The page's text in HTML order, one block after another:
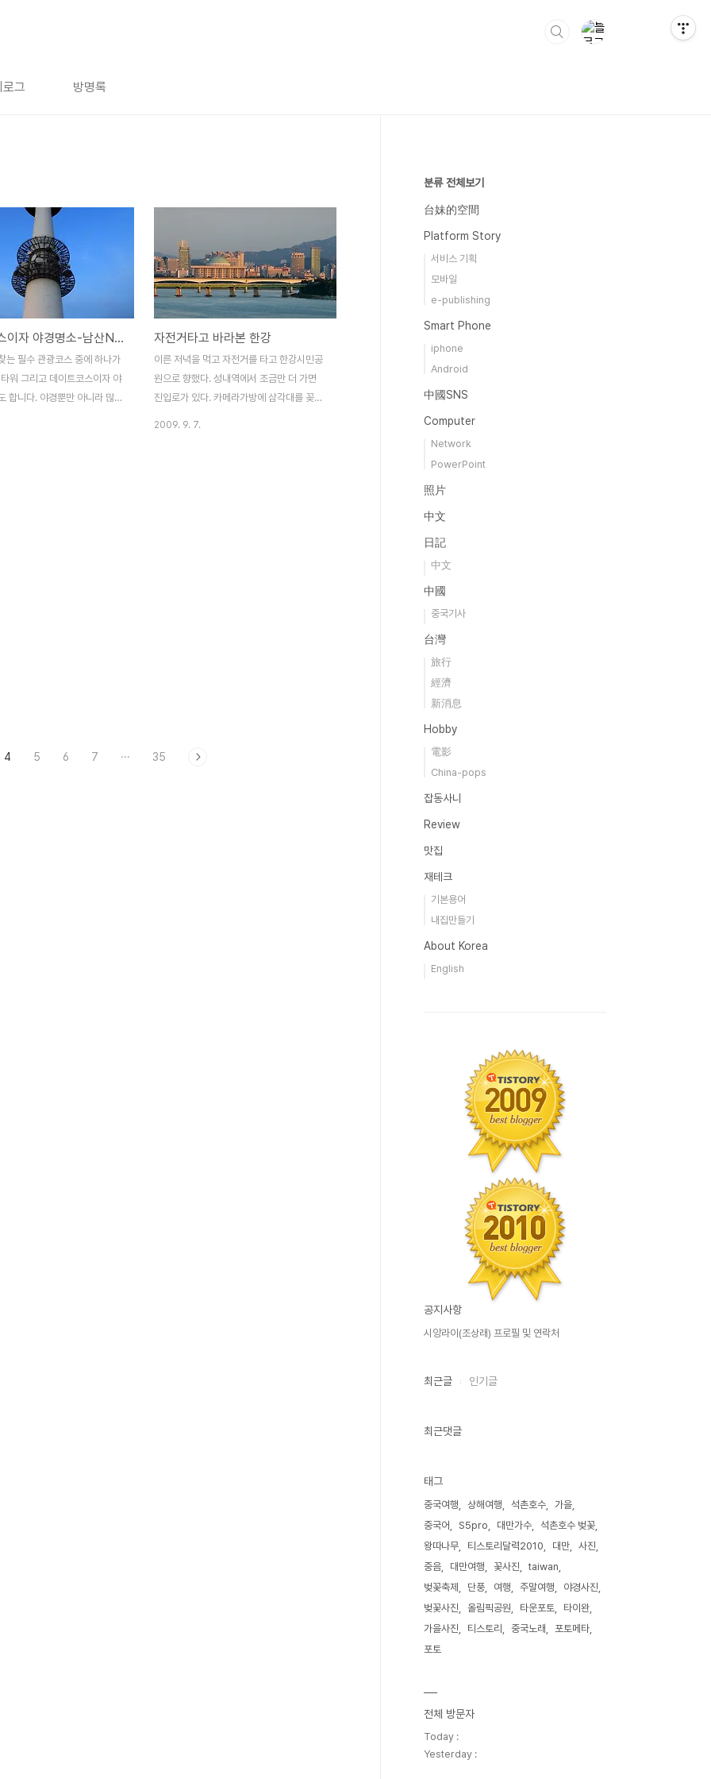
로그 방명록
데이트코스이자 야경명소-남산N타워
는 필수 관광코스 중에 하나가
워 그리고 데이트코스이자 야
합니다. 야경뿐만 아니라 많은
자전거타고 바라본 한강
이른 저녁을 먹고 자전거를 타고 한강시민공
원으로 향했다. 성내역에서 조금만 더 가면
진입로가 있다. 카메라가방에 삼각대를 꽂고
2009. 9. 7.
4 5 6 7 ··· 35
분류 전체보기
台妹的空間
Platform Story
서비스 기획
모바일
e-publishing
Smart Phone
iphone
Android
中國SNS
Computer
Network
PowerPoint
照片
中文
日記
中文
中國
중국기사
台灣
旅行
經濟
新消息
Hobby
電影
China-pops
잡동사니
Review
맛집
재테크
기본용어
내집만들기
About Korea
English
공지사항
시앙라이(조상래) 프로필 및 연락처
최근글 인기글
최근댓글
태그
중국여행 상해여행 석촌호수
가을
중국어
S5pro 대만가수
석촌호수 벚꽃
왕따나무
티스토리달력2010 대만
사진
중음
대만여행 꽃사진
taiwan
벚꽃축제
단풍 여행 주말여행
야경사진
벚꽃사진
올림픽공원 타운포토
타이완
가을사진
티스토리 중국노래
포토메타
포토
전체 방문자
Today :
Yesterday :